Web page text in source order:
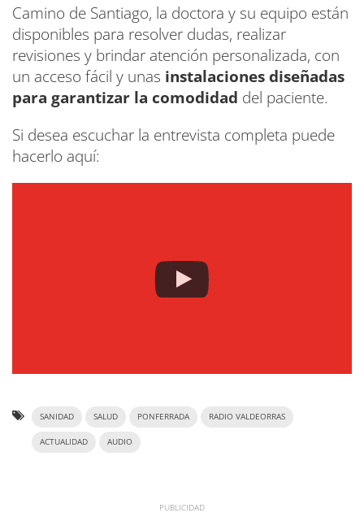
Camino de Santiago, la doctora y su equipo están
disponibles para resolver dudas, realizar
revisiones y brindar atención personalizada, con
un acceso fácil y unas instalaciones diseñadas
para garantizar la comodidad del paciente.
Si desea escuchar la entrevista completa puede
hacerlo aquí:
SANIDAD SALUD PONFERRADA RADIO VALDEORRAS
ACTUALIDAD AUDIO